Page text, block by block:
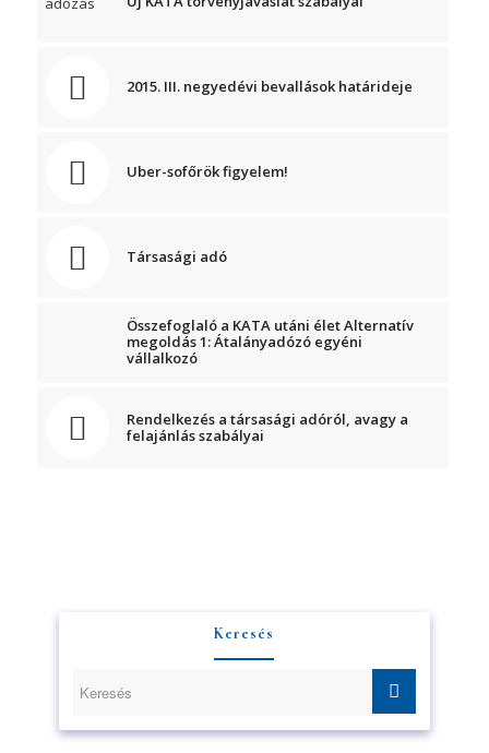
2015. III. negyedévi bevallások határideje
Uber-sofőrök figyelem!
Társasági adó
Összefoglaló a KATA utáni élet Alternatív
megoldás 1: Átalányadózó egyéni
vállalkozó
Rendelkezés a társasági adóról, avagy a
felajánlás szabályai
Keresés